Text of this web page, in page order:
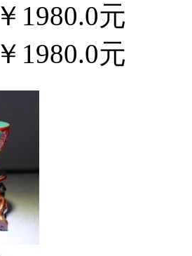
￥1980.0元
￥1980.0元